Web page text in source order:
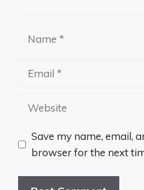
Website
Save my name, email,
browser for the next